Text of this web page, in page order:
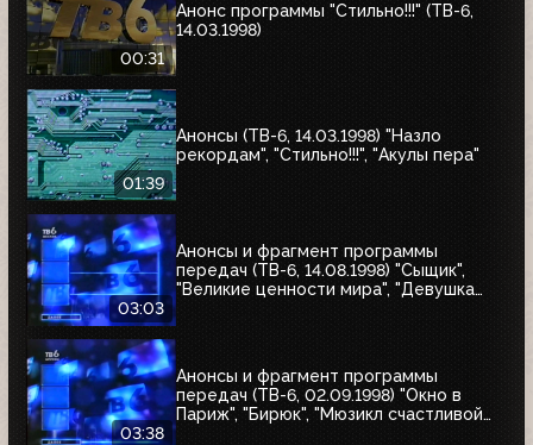
00:31
Анонс программы "Стильно!!!" (ТВ-6,
14.03.1998)
01:39
Анонсы (ТВ-6, 14.03.1998) "Назло
рекордам", "Стильно!!!", "Акулы пера"
03:03
Анонсы и фрагмент программы
передач (ТВ-6, 14.08.1998) "Сыщик",
"Великие ценности мира", "Девушка
03:38
Анонсы и фрагмент программы
передач (ТВ-6, 02.09.1998) "Окно в
Париж", "Бирюк", "Мюзикл счастливой